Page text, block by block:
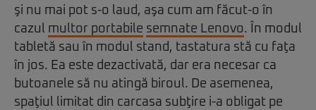
şi nu mai pot s-o laud, aşa cum am făcut-o în
cazul multor portabile semnate Lenovo. În modul
tabletă sau în modul stand, tastatura stă cu faţa
în jos. Ea este dezactivată, dar era necesar ca
butoanele să nu atingă biroul. De asemenea,
spaţiul limitat din carcasa subţire i-a obligat pe